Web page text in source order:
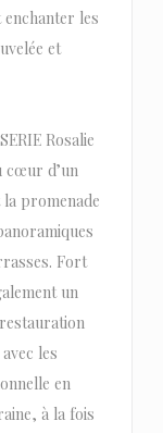
les
et
Rosalie
cœur d’un
promenade
Fort
un
les
en
à la fois